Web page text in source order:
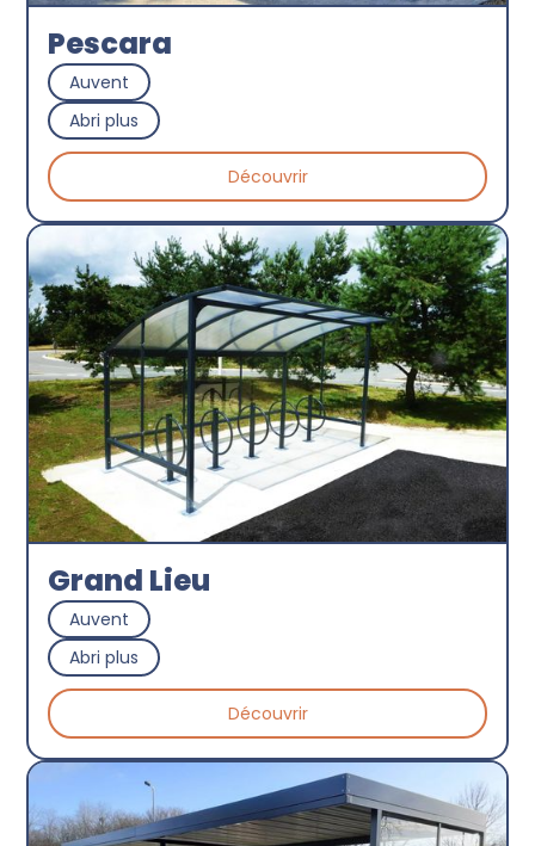
Pescara
Auvent
Abri plus
Découvrir
Grand Lieu
Auvent
Abri plus
Découvrir